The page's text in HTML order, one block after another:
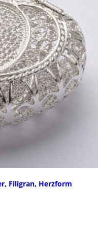
Filigran, Herzform